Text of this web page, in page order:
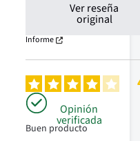
Ver reseña
original
Informe
Opinión
verificada
Buen producto